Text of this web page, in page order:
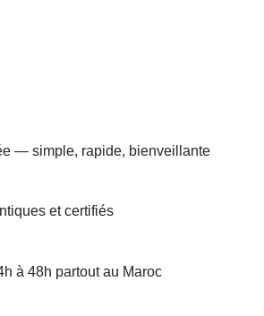
— simple, rapide, bienveillante
et certifiés
à 48h partout au Maroc